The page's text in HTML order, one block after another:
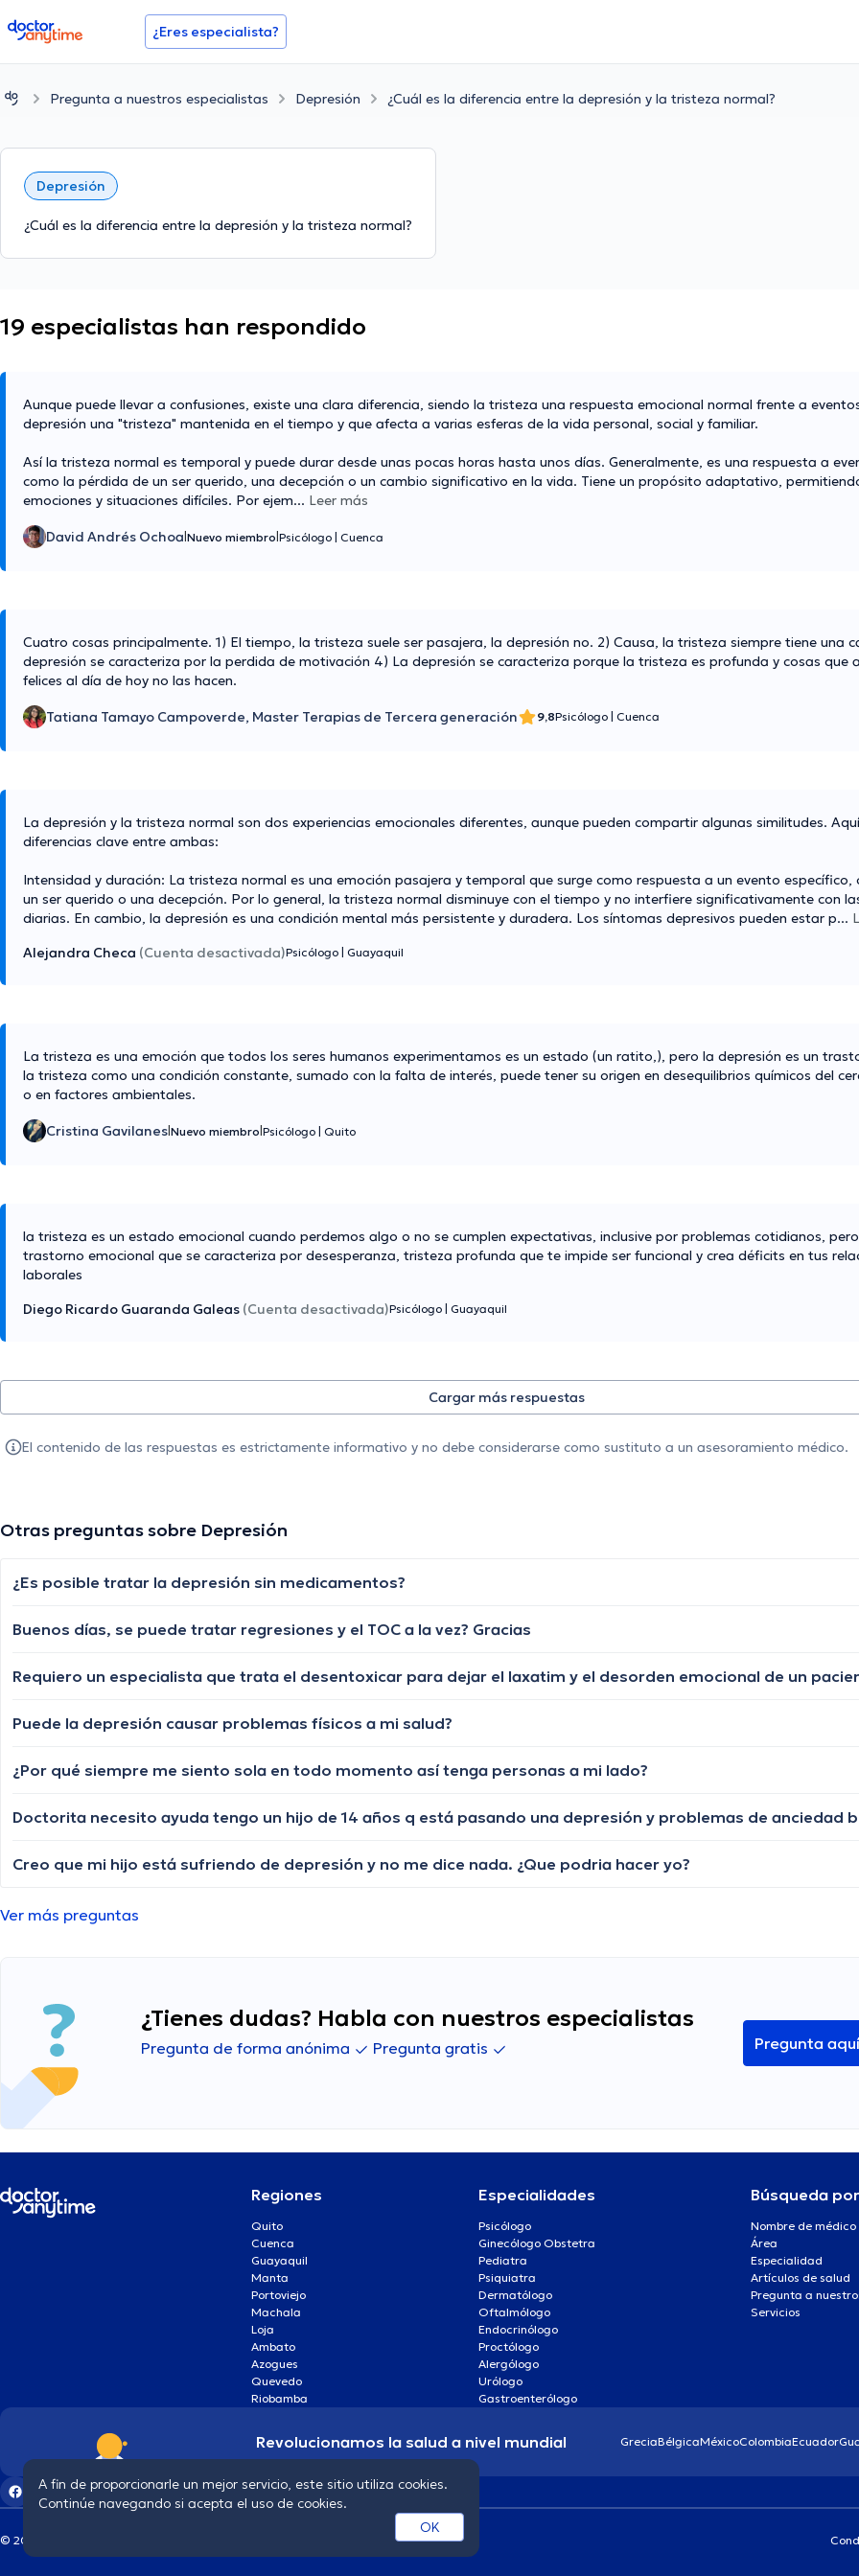
doctoranytime ¿Eres especialista?
Pregunta a nuestros especialistas Depresión ¿Cuál es la diferencia entre la depresión y la tristeza normal?
Depresión
¿Cuál es la diferencia entre la depresión y la tristeza normal?
19 especialistas han respondido
Aunque puede llevar a confusiones, existe una clara diferencia, siendo la tristeza una respuesta emocional normal frente a
depresión una "tristeza" mantenida en el tiempo y que afecta a varias esferas de la vida personal, social y familiar.
Así la tristeza normal es temporal y puede durar desde unas pocas horas hasta unos días. Generalmente, es una respuesta a
como la pérdida de un ser querido, una decepción o un cambio significativo en la vida. Tiene un propósito adaptativo,
emociones y situaciones difíciles. Por ejem... Leer más
David Andrés Ochoa Nuevo miembro Psicólogo Cuenca
Cuatro cosas principalmente. 1) El tiempo, la tristeza suele ser pasajera, la depresión no. 2) Causa, la tristeza siempre tiene una
depresión se caracteriza por la perdida de motivación 4) La depresión se caracteriza porque la tristeza es profunda y cosas que
felices al día de hoy no las hacen.
Tatiana Tamayo Campoverde, Master Terapias de Tercera generación 9,8Psicólogo Cuenca
La depresión y la tristeza normal son dos experiencias emocionales diferentes, aunque pueden compartir algunas similitudes.
diferencias clave entre ambas:
Intensidad y duración: La tristeza normal es una emoción pasajera y temporal que surge como respuesta a un evento
un ser querido o una decepción. Por lo general, la tristeza normal disminuye con el tiempo y no interfiere significativamente con
diarias. En cambio, la depresión es una condición mental más persistente y duradera. Los síntomas depresivos pueden estar p...
Alejandra Checa (Cuenta desactivada)Psicólogo Guayaquil
La tristeza es una emoción que todos los seres humanos experimentamos es un estado (un ratito,), pero la depresión es un
la tristeza como una condición constante, sumado con la falta de interés, puede tener su origen en desequilibrios químicos del
o en factores ambientales.
Cristina Gavilanes Nuevo miembro Psicólogo Quito
la tristeza es un estado emocional cuando perdemos algo o no se cumplen expectativas, inclusive por problemas cotidianos,
trastorno emocional que se caracteriza por desesperanza, tristeza profunda que te impide ser funcional y crea déficits en tus
laborales
Diego Ricardo Guaranda Galeas (Cuenta desactivada)Psicólogo Guayaquil
Cargar más respuestas
El contenido de las respuestas es estrictamente informativo y no debe considerarse como sustituto a un asesoramiento médico.
Otras preguntas sobre Depresión
¿Es posible tratar la depresión sin medicamentos?
Buenos días, se puede tratar regresiones y el TOC a la vez? Gracias
Requiero un especialista que trata el desentoxicar para dejar el laxatim y el desorden emocional de un
Puede la depresión causar problemas físicos a mi salud?
¿Por qué siempre me siento sola en todo momento así tenga personas a mi lado?
Creo que mi hijo está sufriendo de depresión y no me dice nada. ¿Que podria hacer yo?
Ver más preguntas
¿Tienes dudas? Habla con nuestros especialistas
Pregunta de forma anónima Pregunta gratis Pregunta aquí
Regiones
Quito
Cuenca
Guayaquil
Manta
Portoviejo
Machala
Loja
Ambato
Azogues
Quevedo
Riobamba
Especialidades
Psicólogo
Ginecólogo Obstetra
Pediatra
Psiquiatra
Dermatólogo
Oftalmólogo
Endocrinólogo
Proctólogo
Alergólogo
Urólogo
Gastroenterólogo
Búsqueda por
Nombre de médico
Área
Especialidad
Artículos de salud
Pregunta a
Servicios
Revolucionamos la salud a nivel mundial GreciaBélgicaMéxicoColombiaEcuador
© 2026 doctoranytime
A fin de proporcionarle un mejor servicio, este sitio utiliza cookies.
Continúe navegando si acepta el uso de cookies.
OK